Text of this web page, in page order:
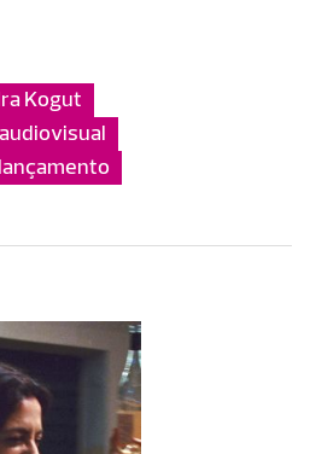
Kogut
audiovisual
lançamento